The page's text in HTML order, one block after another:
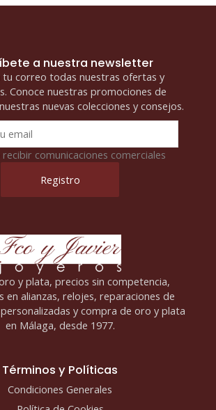
a nuestra newsletter
tu correo todas nuestras ofertas y
Conoce nuestras promociones de
nuevas colecciones y consejos.
comunicaciones comerciales
y plata, precios sin competencia,
en alianzas, relojes, reparaciones de
y compra de oro y plata
en Málaga, desde 1977.
Términos y Políticas
Condiciones Generales